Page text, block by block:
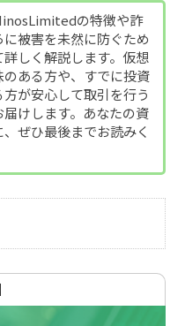
の特徴や詐
被害を未然に防ぐため
しく解説します。仮想
ある方や、すでに投資
が安心して取引を行う
けします。あなたの資
ぜひ最後までお読みく